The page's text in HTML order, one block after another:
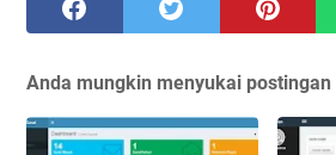
Anda mungkin menyukai postingan